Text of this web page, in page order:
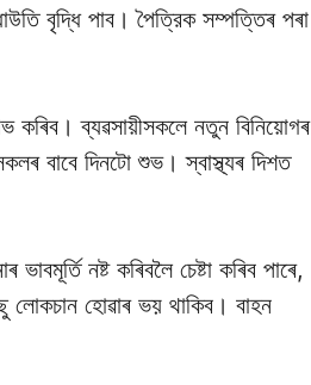
বৃদ্ধি পাব। পৈত্রিক সম্পত্তিৰ পৰা
ব্যৱসায়ীসকলে নতুন বিনিয়োগৰ
বাবে দিনটো শুভ। স্বাস্থ্যৰ দিশত
নষ্ট কৰিবলৈ চেষ্টা কৰিব পাৰে,
লোকচান হোৱাৰ ভয় থাকিব। বাহন